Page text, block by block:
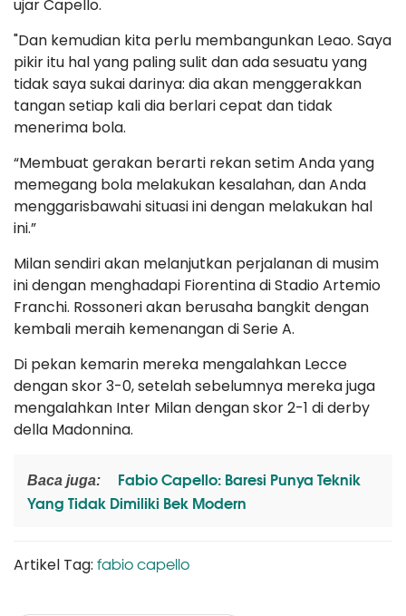
ujar Capello.
"Dan kemudian kita perlu membangunkan Leao. Saya
pikir itu hal yang paling sulit dan ada sesuatu yang
tidak saya sukai darinya: dia akan menggerakkan
tangan setiap kali dia berlari cepat dan tidak
menerima bola.
“Membuat gerakan berarti rekan setim Anda yang
memegang bola melakukan kesalahan, dan Anda
menggarisbawahi situasi ini dengan melakukan hal
ini.”
Milan sendiri akan melanjutkan perjalanan di musim
ini dengan menghadapi Fiorentina di Stadio Artemio
Franchi. Rossoneri akan berusaha bangkit dengan
kembali meraih kemenangan di Serie A.
Di pekan kemarin mereka mengalahkan Lecce
dengan skor 3-0, setelah sebelumnya mereka juga
mengalahkan Inter Milan dengan skor 2-1 di derby
della Madonnina.
Baca juga:
Fabio Capello: Baresi Punya Teknik
Yang Tidak Dimiliki Bek Modern
Artikel Tag: fabio capello